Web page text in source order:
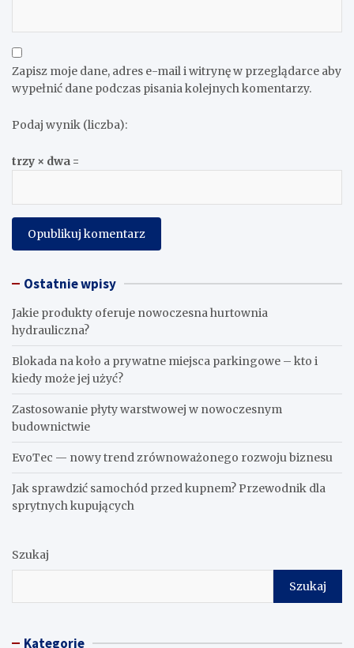
Zapisz moje dane, adres e-mail i witrynę w przeglądarce aby
wypełnić dane podczas pisania kolejnych komentarzy.
Podaj wynik (liczba):
trzy × dwa =
Ostatnie wpisy
Jakie produkty oferuje nowoczesna hurtownia
hydrauliczna?
Blokada na koło a prywatne miejsca parkingowe – kto i
kiedy może jej użyć?
Zastosowanie płyty warstwowej w nowoczesnym
budownictwie
EvoTec — nowy trend zrównoważonego rozwoju biznesu
Jak sprawdzić samochód przed kupnem? Przewodnik dla
sprytnych kupujących
Szukaj
Szukaj
Kategorie